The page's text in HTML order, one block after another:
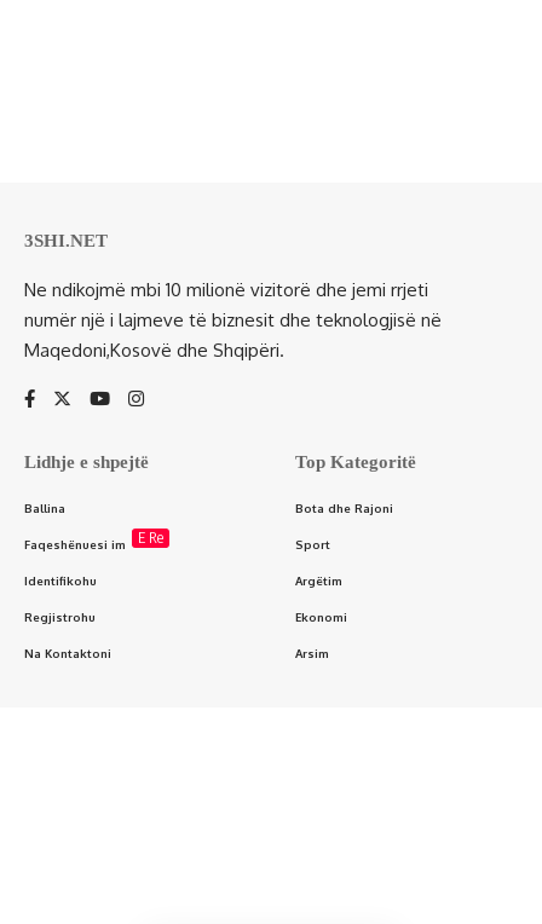
3SHI.NET
Ne ndikojmë mbi 10 milionë vizitorë dhe jemi rrjeti
numër një i lajmeve të biznesit dhe teknologjisë në
Maqedoni,Kosovë dhe Shqipëri.
Lidhje e shpejtë
Ballina
Faqeshënuesi im E Re
Identifikohu
Regjistrohu
Na Kontaktoni
Top Kategoritë
Bota dhe Rajoni
Sport
Argëtim
Ekonomi
Arsim